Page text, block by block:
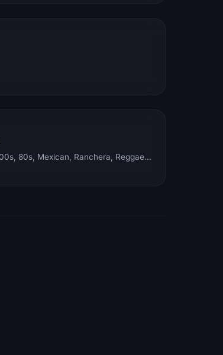
Electronic, Rock, Pop, 90s, 00s, 80s, Mexican, Ranchera, Reggaeton, Instrumental, Salsa, Merengue, Tropical, Romantic, Vallenato, Llanera